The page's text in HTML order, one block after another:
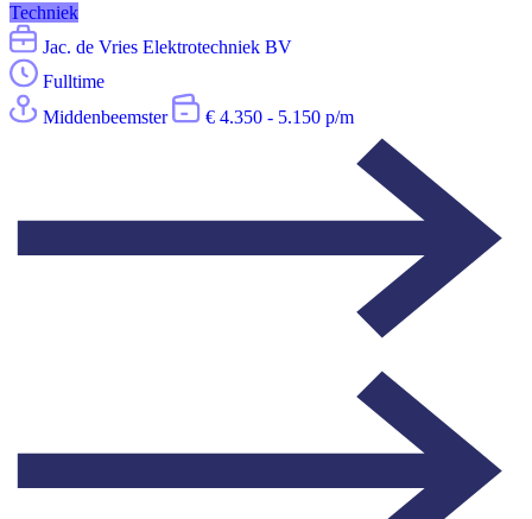
Techniek
Jac. de Vries Elektrotechniek BV
Fulltime
Middenbeemster
€ 4.350 - 5.150 p/m